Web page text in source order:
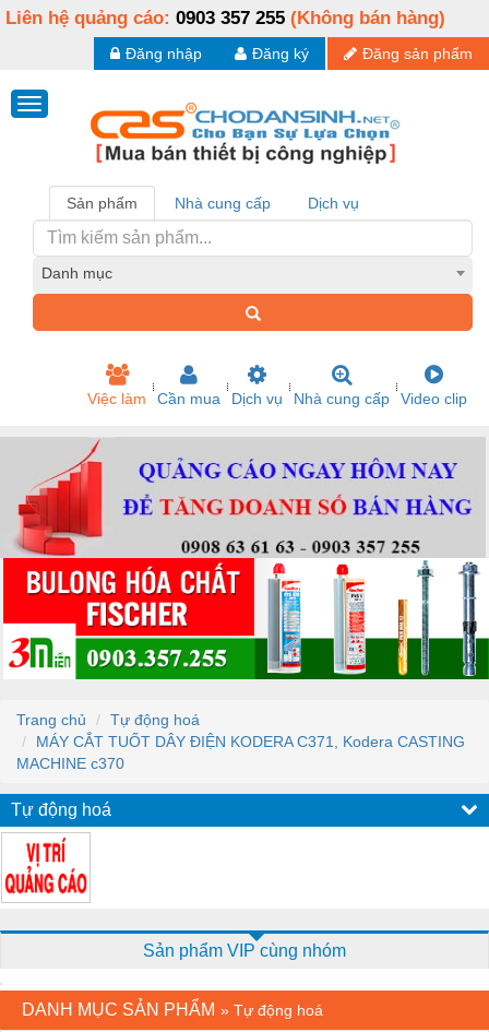
Liên hệ quảng cáo: 0903 357 255 (Không bán hàng)
Đăng sản phẩm
Đăng ký
Đăng nhập
Sản phẩm Nhà cung cấp Dịch vụ
Danh mục
Việc làm Cần mua Dịch vụ Nhà cung cấp Video clip
Trang chủ
Tự động hoá
MÁY CẮT TUỐT DÂY ĐIỆN KODERA C371, Kodera CASTING
MACHINE c370
Tự động hoá
Sản phẩm VIP cùng nhóm
DANH MỤC SẢN PHẨM » Tự động hoá